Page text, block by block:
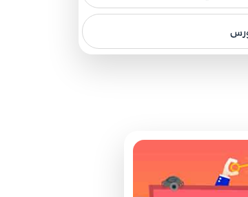
ملكية أي دورة ولهذا نضع المصدر
مصدر الدورة الرئيسي